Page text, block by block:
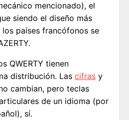
mencionado), el
siendo el diseño más
los países francófonos se
QWERTY tienen
distribución. Las cifras y
cambian, pero teclas
de un idioma (por
sí.